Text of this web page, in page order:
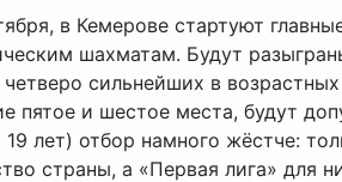
в Кемерове стартуют
шахматам. Будут
сильнейших в возрастных
пятое и шестое места, будут
лет) отбор намного жёстче:
страны, а «Первая лига» для